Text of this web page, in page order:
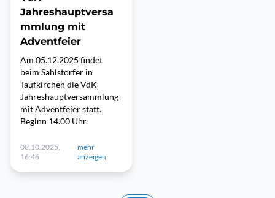
Jahreshauptversa
mmlung mit
Adventfeier
Am 05.12.2025 findet
beim Sahlstorfer in
Taufkirchen die VdK
Jahreshauptversammlung
mit Adventfeier statt.
Beginn 14.00 Uhr.
08.10.2025,
16:46
mehr
anzeigen